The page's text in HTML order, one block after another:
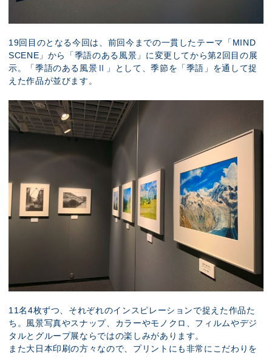
19回目のとなる今回は、前回今までの一貫したテーマ「MIND
SCENE」から「季語のある風景」に変更してから第2回目の展
示。「季語のある風景Ⅱ」として、季節を「季語」を通して捉
えた作品が並びます。
11名4枚ずつ、それぞれのインスピレーションで捉えた作品た
ち。風景写真やスナップ、カラーやモノクロ、フィルムやデジ
タルとグループ展ならではの楽しみがあります。
また大日本印刷の方々なので、プリントにも非常にこだわりを